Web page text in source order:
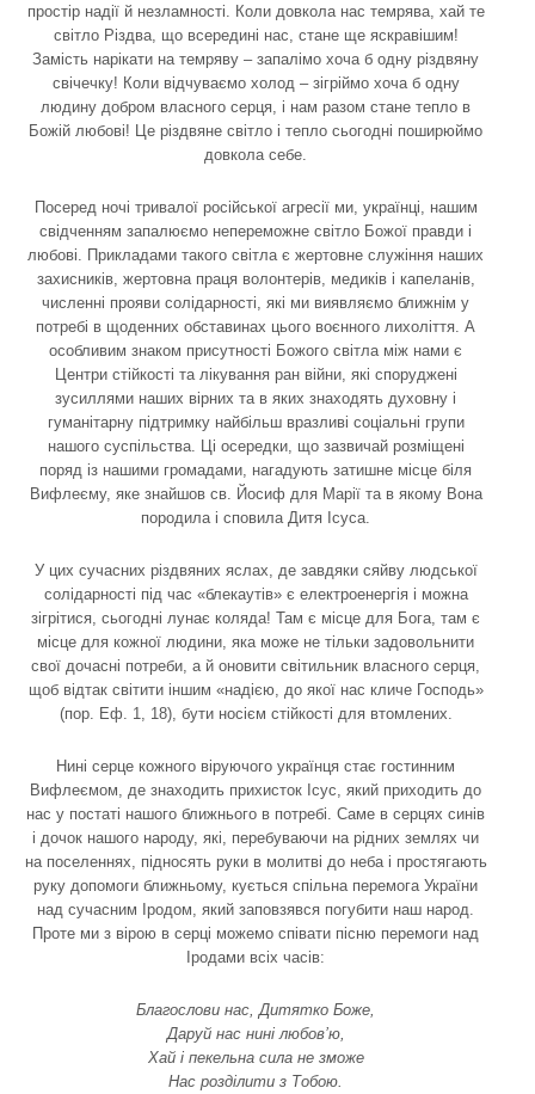
простір надії й незламності. Коли довкола нас темрява, хай те
світло Різдва, що всередині нас, стане ще яскравішим!
Замість нарікати на темряву – запалімо хоча б одну різдвяну
свічечку! Коли відчуваємо холод – зігріймо хоча б одну
людину добром власного серця, і нам разом стане тепло в
Божій любові! Це різдвяне світло і тепло сьогодні поширюймо
довкола себе.
Посеред ночі тривалої російської агресії ми, українці, нашим
свідченням запалюємо непереможне світло Божої правди і
любові. Прикладами такого світла є жертовне служіння наших
захисників, жертовна праця волонтерів, медиків і капеланів,
численні прояви солідарності, які ми виявляємо ближнім у
потребі в щоденних обставинах цього воєнного лихоліття. А
особливим знаком присутності Божого світла між нами є
Центри стійкості та лікування ран війни, які споруджені
зусиллями наших вірних та в яких знаходять духовну і
гуманітарну підтримку найбільш вразливі соціальні групи
нашого суспільства. Ці осередки, що зазвичай розміщені
поряд із нашими громадами, нагадують затишне місце біля
Вифлеєму, яке знайшов св. Йосиф для Марії та в якому Вона
породила і сповила Дитя Ісуса.
У цих сучасних різдвяних яслах, де завдяки сяйву людської
солідарності під час «блекаутів» є електроенергія і можна
зігрітися, сьогодні лунає коляда! Там є місце для Бога, там є
місце для кожної людини, яка може не тільки задовольнити
свої дочасні потреби, а й оновити світильник власного серця,
щоб відтак світити іншим «надією, до якої нас кличе Господь»
(пор. Еф. 1, 18), бути носієм стійкості для втомлених.
Нині серце кожного віруючого українця стає гостинним
Вифлеємом, де знаходить прихисток Ісус, який приходить до
нас у постаті нашого ближнього в потребі. Саме в серцях синів
і дочок нашого народу, які, перебуваючи на рідних землях чи
на поселеннях, підносять руки в молитві до неба і простягають
руку допомоги ближньому, кується спільна перемога України
над сучасним Іродом, який заповзявся погубити наш народ.
Проте ми з вірою в серці можемо співати пісню перемоги над
Іродами всіх часів:
Благослови нас, Дитятко Боже,
Даруй нас нині любов’ю,
Хай і пекельна сила не зможе
Нас розділити з Тобою.